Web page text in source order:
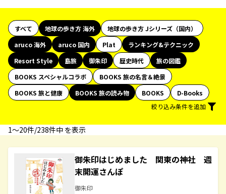
すべて 地球の歩き方 海外
地球の歩き方 Jシリーズ（国内）
aruco 海外
aruco 国内 Plat
ランキング&テクニック
Resort Style
島旅 御朱印 歴史時代
旅の図鑑
BOOKS スペシャルコラボ
BOOKS 旅の名言＆絶景
BOOKS 旅と健康
BOOKS 旅の読み物 BOOKS
D-Books
絞り込み条件を追加
1〜20件/238件中 を表示
御朱印はじめました 関東の神社 週
末開運さんぽ
御朱印